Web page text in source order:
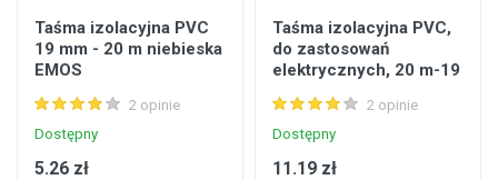
Taśma izolacyjna PVC
19 mm - 20 m niebieska
EMOS
2 opinie
Dostępny
5.26 zł
Taśma izolacyjna PVC,
do zastosowań
elektrycznych, 20 m-19
2 opinie
Dostępny
11.19 zł